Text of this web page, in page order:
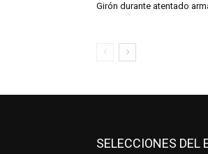
Girón durante atentado
SELECCIONES DEL